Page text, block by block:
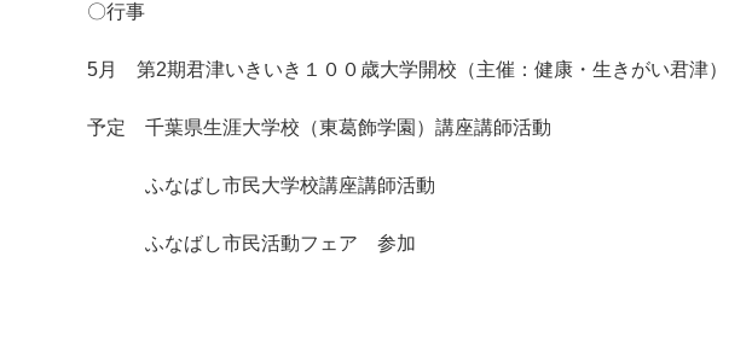
〇行事
5月 第2期君津いきいき１００歳大学開校（主催：健康・生きがい君津）
予定 千葉県生涯大学校（東葛飾学園）講座講師活動
ふなばし市民大学校講座講師活動
ふなばし市民活動フェア 参加